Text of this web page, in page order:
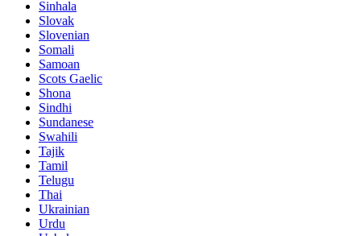
Sinhala
Slovak
Slovenian
Somali
Samoan
Scots Gaelic
Shona
Sindhi
Sundanese
Swahili
Tajik
Tamil
Telugu
Thai
Ukrainian
Urdu